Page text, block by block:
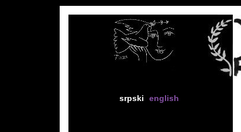
srpski english